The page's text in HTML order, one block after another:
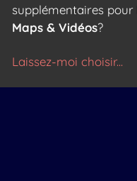
Politique de confidentialité
supplémentaires pour
Maps & Vidéos?
Laissez-moi choisir...